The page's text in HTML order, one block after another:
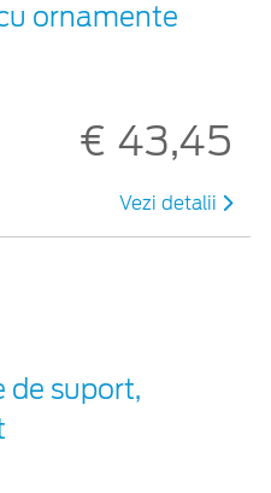
ornamente
€ 43,45
Vezi detalii
de suport,